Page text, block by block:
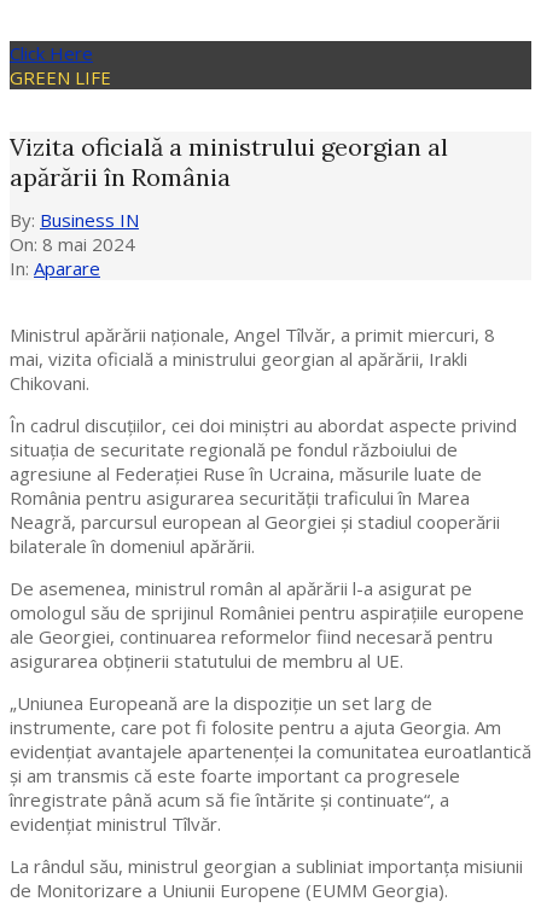
Click Here
GREEN LIFE
Vizita oficială a ministrului georgian al
apărării în România
By: Business IN
On: 8 mai 2024
In: Aparare
Ministrul apărării naţionale, Angel Tîlvăr, a primit miercuri, 8
mai, vizita oficială a ministrului georgian al apărării, Irakli
Chikovani.
În cadrul discuțiilor, cei doi miniștri au abordat aspecte privind
situația de securitate regională pe fondul războiului de
agresiune al Federaţiei Ruse în Ucraina, măsurile luate de
România pentru asigurarea securității traficului în Marea
Neagră, parcursul european al Georgiei şi stadiul cooperării
bilaterale în domeniul apărării.
De asemenea, ministrul român al apărării l-a asigurat pe
omologul său de sprijinul României pentru aspirațiile europene
ale Georgiei, continuarea reformelor fiind necesară pentru
asigurarea obținerii statutului de membru al UE.
„Uniunea Europeană are la dispoziție un set larg de
instrumente, care pot fi folosite pentru a ajuta Georgia. Am
evidențiat avantajele apartenenței la comunitatea euroatlantică
și am transmis că este foarte important ca progresele
înregistrate până acum să fie întărite și continuate“, a
evidențiat ministrul Tîlvăr.
La rândul său, ministrul georgian a subliniat importanța misiunii
de Monitorizare a Uniunii Europene (EUMM Georgia).